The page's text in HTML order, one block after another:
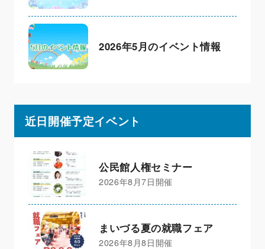
2026年5月のイベント情報
近日開催予定イベント
公民館人権セミナー
2026年8月7日開催
まいづる夏の就職フェア
2026年8月8日開催